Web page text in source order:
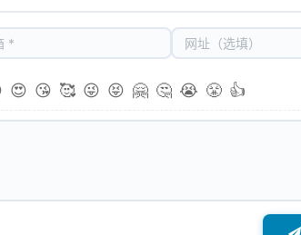
😍 😘 🥰 😜 😝 🤗 🤔 😭 😤 👍